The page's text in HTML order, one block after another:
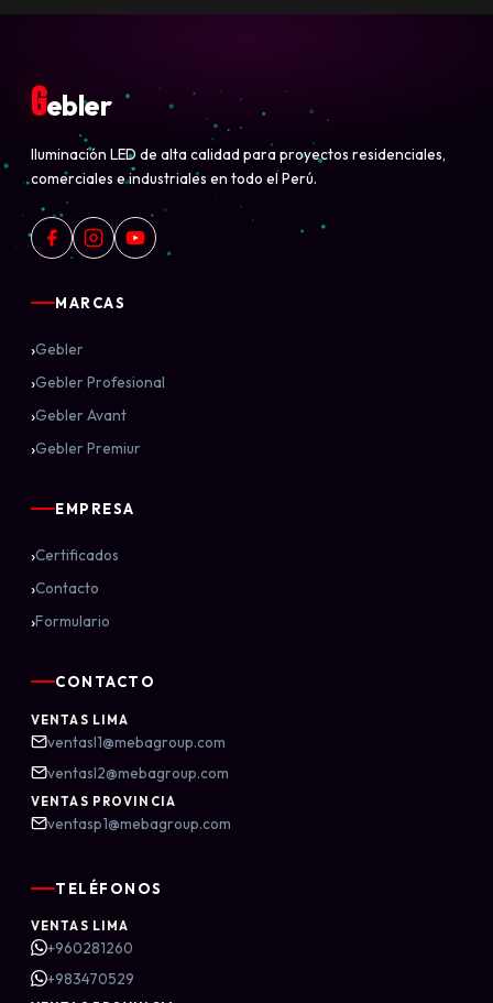
Gebler
Iluminación LED de alta calidad para proyectos residenciales,
comerciales e industriales en todo el Perú.
MARCAS
›Gebler
›Gebler Profesional
›Gebler Avant
›Gebler Premiur
EMPRESA
›Certificados
›Contacto
›Formulario
CONTACTO
VENTAS LIMA
ventasl1@mebagroup.com
ventasl2@mebagroup.com
VENTAS PROVINCIA
ventasp1@mebagroup.com
TELÉFONOS
VENTAS LIMA
+960281260
+983470529